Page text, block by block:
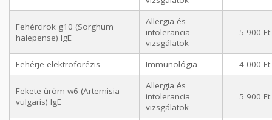
Fehércirok g10 (Sorghum
halepense) IgE
Allergia és
intolerancia
vizsgálatok
5 900 Ft
Fehérje elektroforézis Immunológia 4 000 Ft
Fekete üröm w6 (Artemisia
vulgaris) IgE
Allergia és
intolerancia
vizsgálatok
5 900 Ft